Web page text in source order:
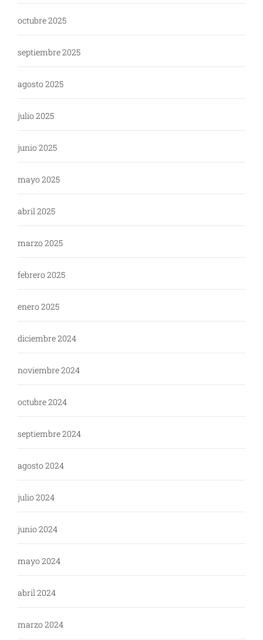
octubre 2025
septiembre 2025
agosto 2025
julio 2025
junio 2025
mayo 2025
abril 2025
marzo 2025
febrero 2025
enero 2025
diciembre 2024
noviembre 2024
octubre 2024
septiembre 2024
agosto 2024
julio 2024
junio 2024
mayo 2024
abril 2024
marzo 2024